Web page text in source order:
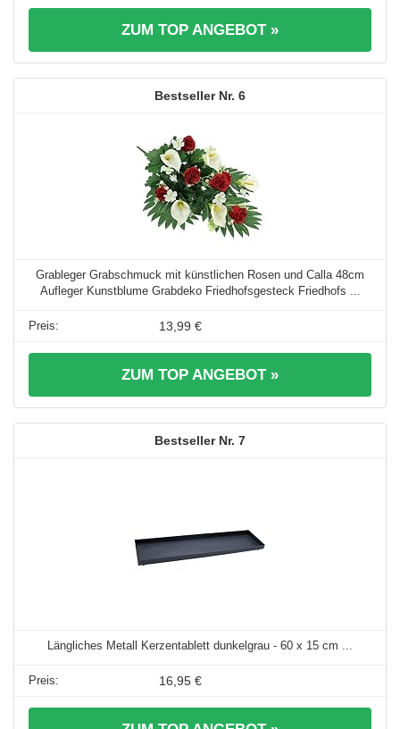
ZUM TOP ANGEBOT »
6
Grableger Grabschmuck mit künstlichen Rosen und Calla 48cm
Aufleger Kunstblume Grabdeko Friedhofsgesteck Friedhofs ...
13,99 €
ZUM TOP ANGEBOT »
7
Längliches Metall Kerzentablett dunkelgrau - 60 x 15 cm ...
16,95 €